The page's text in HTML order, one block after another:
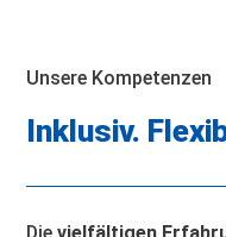
Unsere Kompetenzen
Inklusiv.